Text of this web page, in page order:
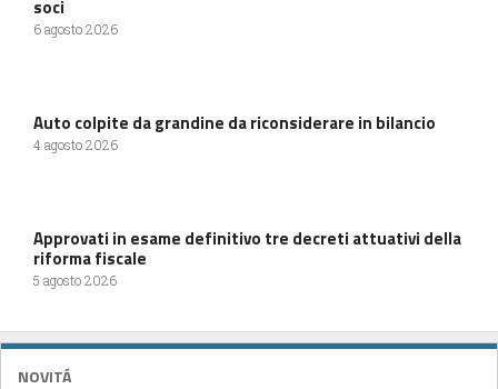
soci
6 agosto 2026
Auto colpite da grandine da riconsiderare in bilancio
4 agosto 2026
Approvati in esame definitivo tre decreti attuativi della
riforma fiscale
5 agosto 2026
NOVITÁ